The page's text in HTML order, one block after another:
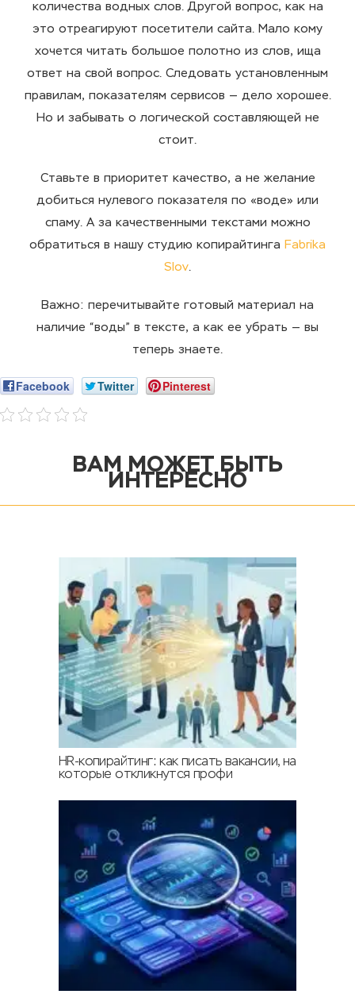
количества водных слов. Другой вопрос, как на
это отреагируют посетители сайта. Мало кому
хочется читать большое полотно из слов, ища
ответ на свой вопрос. Следовать установленным
правилам, показателям сервисов — дело хорошее.
Но и забывать о логической составляющей не
стоит.
Ставьте в приоритет качество, а не желание
добиться нулевого показателя по «воде» или
спаму. А за качественными текстами можно
обратиться в нашу студию копирайтинга Fabrika
Slov.
Важно: перечитывайте готовый материал на
наличие “воды” в тексте, а как ее убрать — вы
теперь знаете.
Facebook Twitter Pinterest
ВАМ МОЖЕТ БЫТЬ
ИНТЕРЕСНО
HR-копирайтинг: как писать вакансии, на
которые откликнутся профи